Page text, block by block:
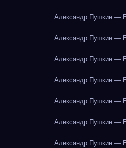
Александр Пушкин —
Александр Пушкин —
Александр Пушкин —
Александр Пушкин —
Александр Пушкин —
Александр Пушкин —
Александр Пушкин —